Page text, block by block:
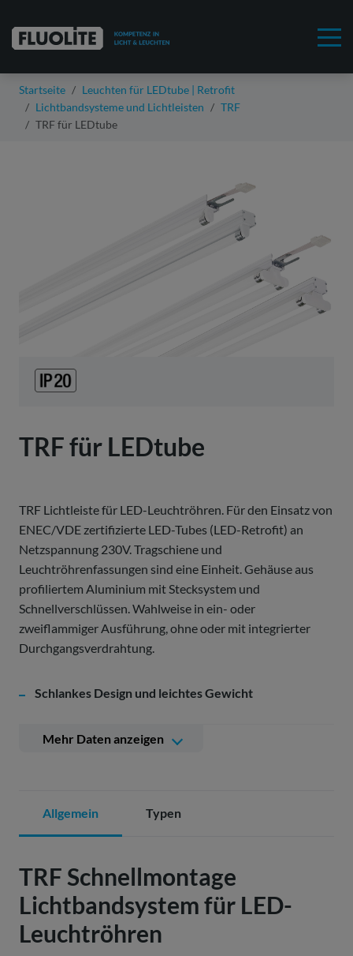
Startseite
Leuchten für LEDtube | Retrofit
Lichtbandsysteme und Lichtleisten
TRF
TRF für LEDtube
TRF für LEDtube
TRF Lichtleiste für LED-Leuchtröhren. Für den Einsatz von
ENEC/VDE zertifizierte LED-Tubes (LED-Retrofit) an
Netzspannung 230V. Tragschiene und
Leuchtröhrenfassungen sind eine Einheit. Gehäuse aus
profiliertem Aluminium mit Stecksystem und
Schnellverschlüssen. Wahlweise in ein- oder
zweiflammiger Ausführung, ohne oder mit integrierter
Durchgangsverdrahtung.
Schlankes Design und leichtes Gewicht
Einheit
Mehr Daten anzeigen
Allgemein Typen
TRF Schnellmontage
Lichtbandsystem für LED-
Leuchtröhren